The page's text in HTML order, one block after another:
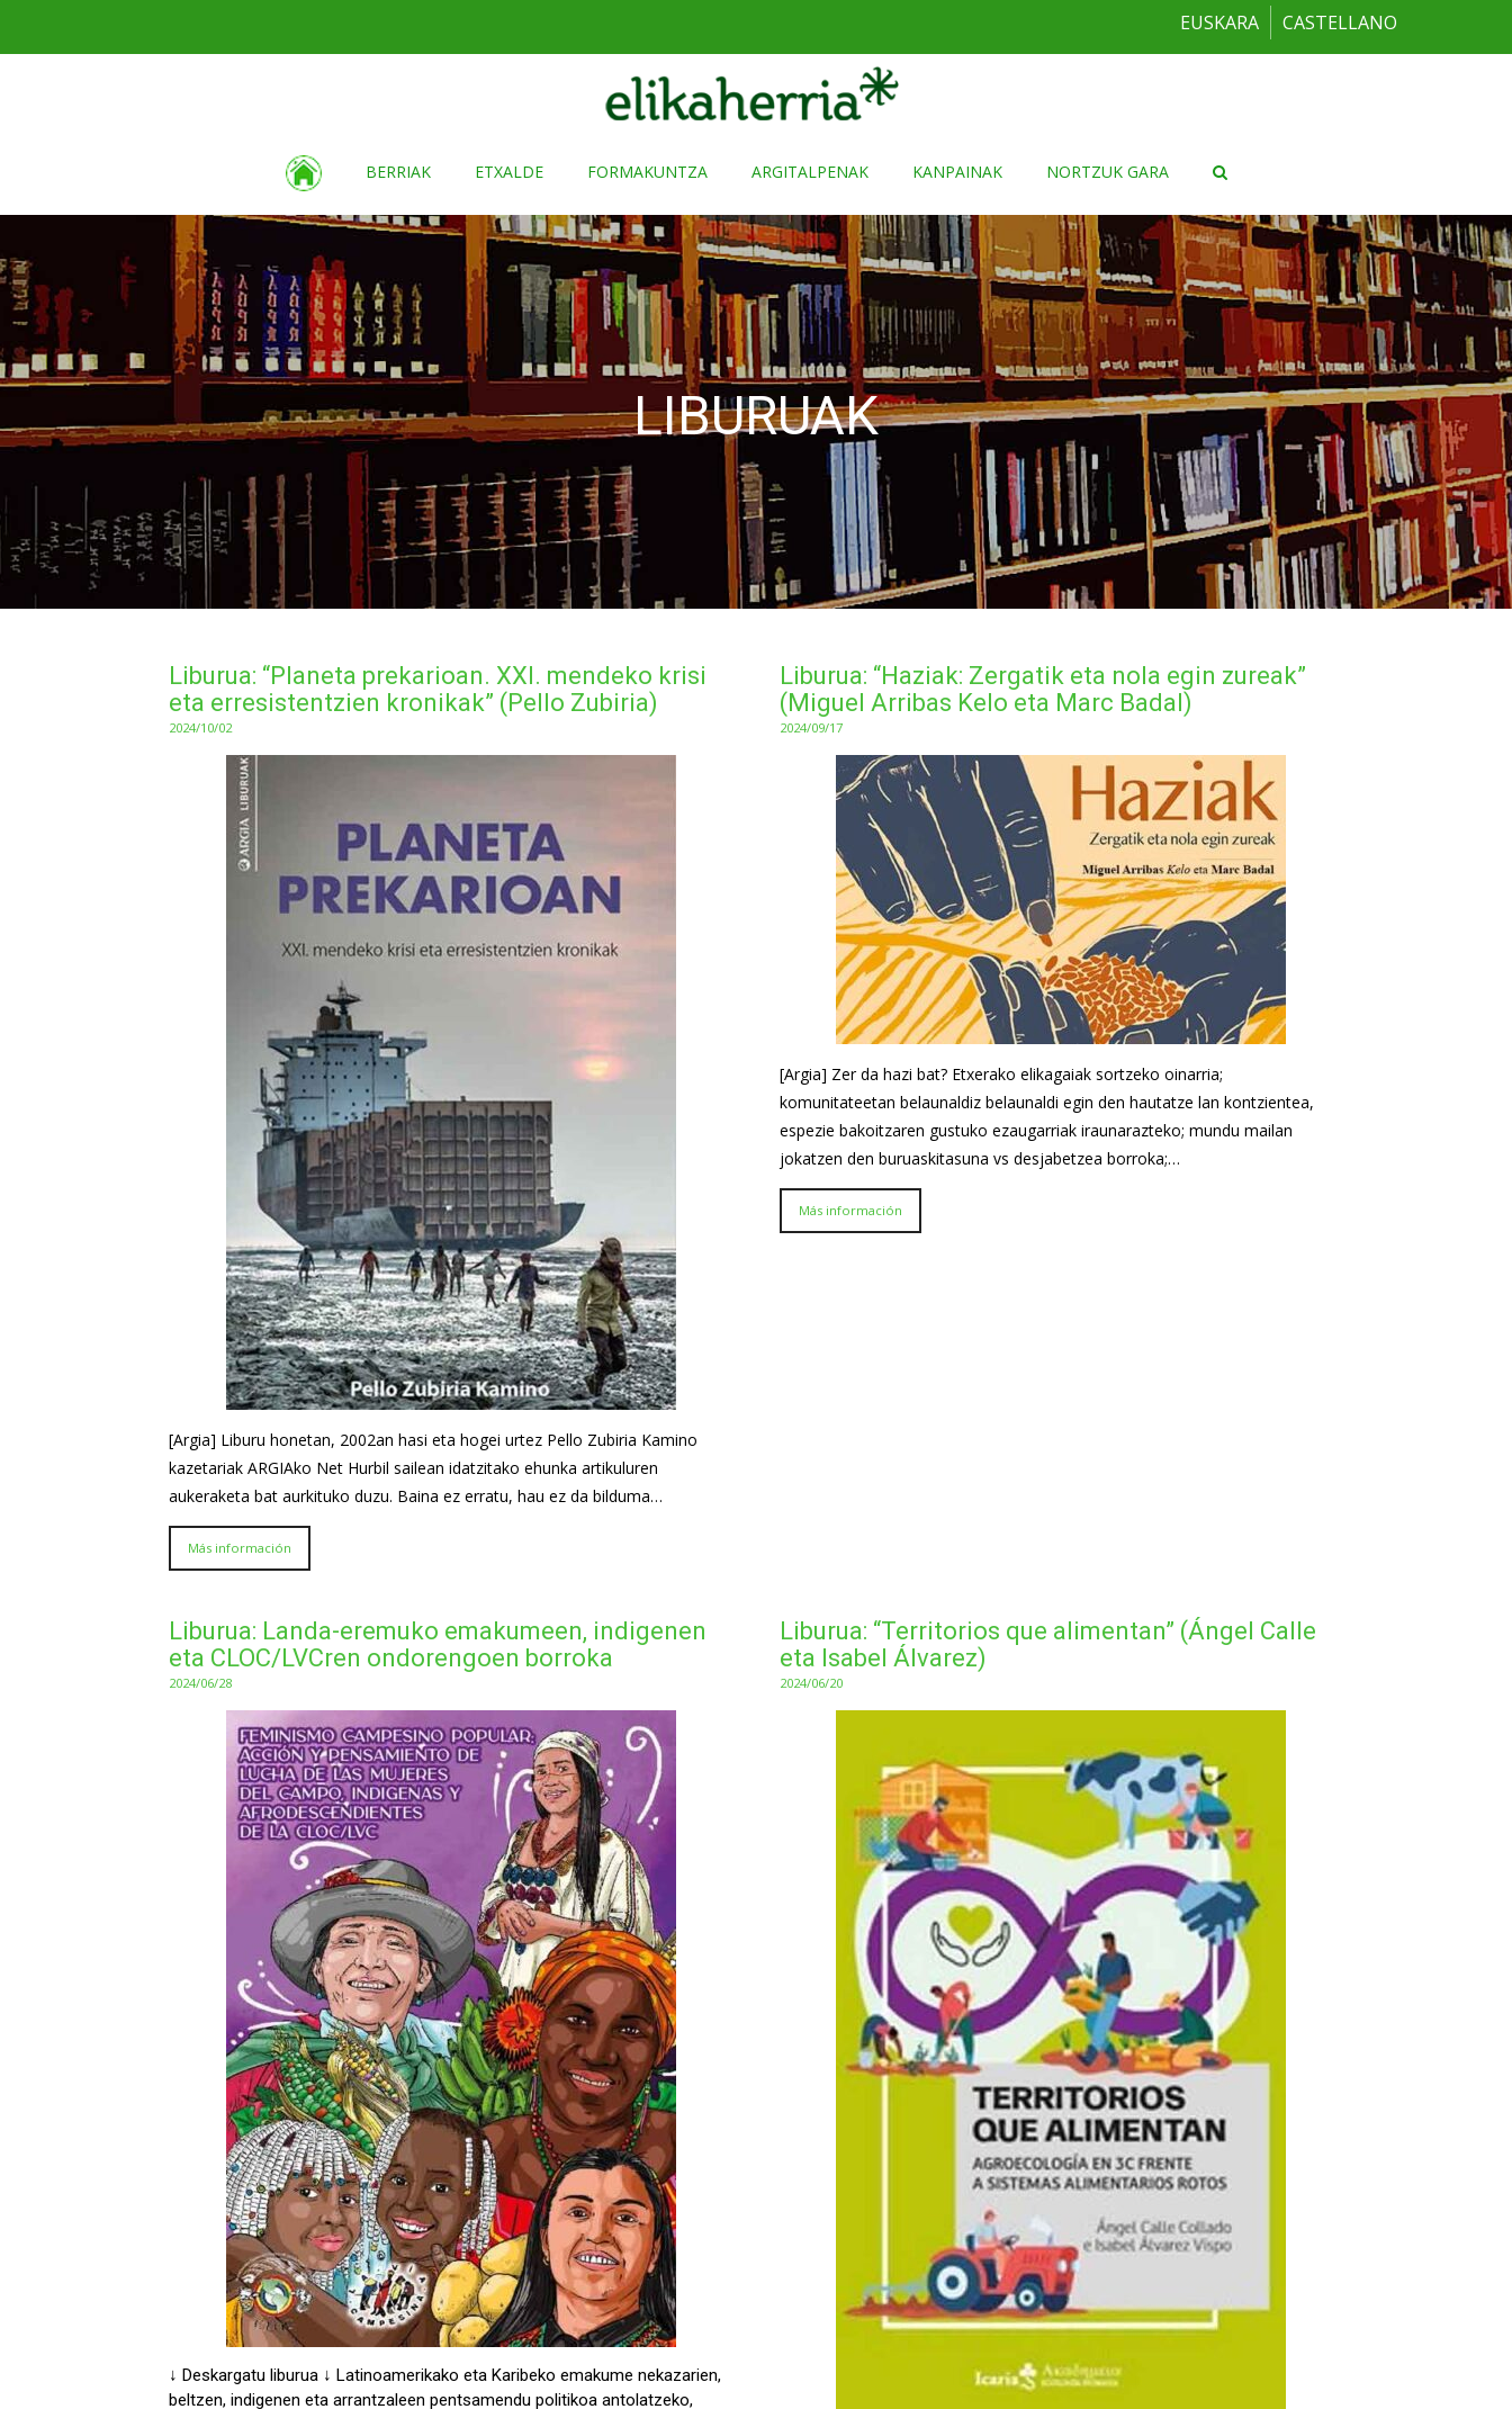
EUSKARA CASTELLANO
BERRIAK ETXALDE FORMAKUNTZA ARGITALPENAK KANPAINAK NORTZUK GARA
LIBURUAK
Liburua: “Planeta prekarioan. XXI. mendeko krisi
eta erresistentzien kronikak” (Pello Zubiria)
2024/10/02
[Argia] Liburu honetan, 2002an hasi eta hogei urtez Pello Zubiria Kamino
kazetariak ARGIAko Net Hurbil sailean idatzitako ehunka artikuluren
aukeraketa bat aurkituko duzu. Baina ez erratu, hau ez da bilduma…
Más información
Liburua: “Haziak: Zergatik eta nola egin zureak”
(Miguel Arribas Kelo eta Marc Badal)
2024/09/17
[Argia] Zer da hazi bat? Etxerako elikagaiak sortzeko oinarria;
komunitateetan belaunaldiz belaunaldi egin den hautatze lan kontzientea,
espezie bakoitzaren gustuko ezaugarriak iraunarazteko; mundu mailan
jokatzen den buruaskitasuna vs desjabetzea borroka;…
Más información
Liburua: Landa-eremuko emakumeen, indigenen
eta CLOC/LVCren ondorengoen borroka
2024/06/28
↓ Deskargatu liburua ↓ Latinoamerikako eta Karibeko emakume nekazarien,
beltzen, indigenen eta arrantzaleen pentsamendu politikoa antolatzeko,
Liburua: “Territorios que alimentan” (Ángel Calle
eta Isabel Álvarez)
2024/06/20